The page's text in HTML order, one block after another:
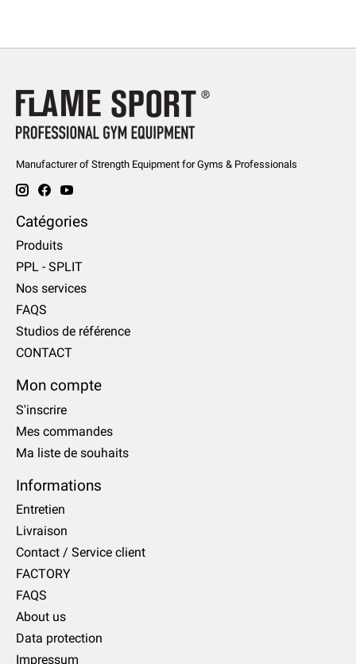
Manufacturer of Strength Equipment for Gyms & Professionals
Catégories
Produits
PPL - SPLIT
Nos services
FAQS
Studios de référence
CONTACT
Mon compte
S'inscrire
Mes commandes
Ma liste de souhaits
Informations
Entretien
Livraison
Contact / Service client
FACTORY
FAQS
About us
Data protection
Impressum